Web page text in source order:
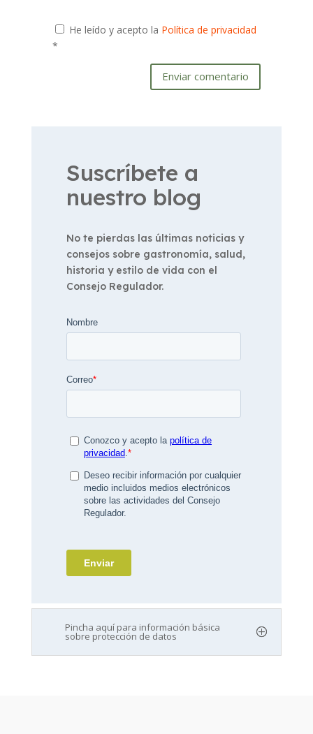
He leído y acepto la Política de privacidad
*
Enviar comentario
Suscríbete a
nuestro blog
No te pierdas las últimas noticias y
consejos sobre gastronomía, salud,
historia y estilo de vida con el
Consejo Regulador.
Pincha aquí para información básica
sobre protección de datos